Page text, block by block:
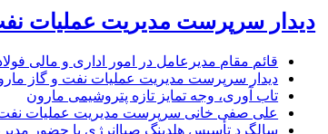
دیدار سرپرست مدیریت عملیات نفت
قائم مقام مدیرعامل در امور اداری و مالی
دیدار سرپرست مدیریت عملیات نفت و گاز
تاب آوری، وجه تمایز تازه پتروشیمی مارون
علی صفی خانی سرپرست مدیریت عملیات
سالگرد تأسیس هلدینگ صباانرژی با حضور